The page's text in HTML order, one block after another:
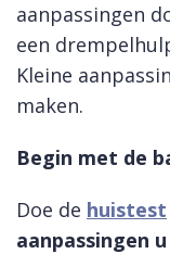
aanpassingen
een
Kleine
maken.
Begin met de
Doe de huistest
aanpassingen